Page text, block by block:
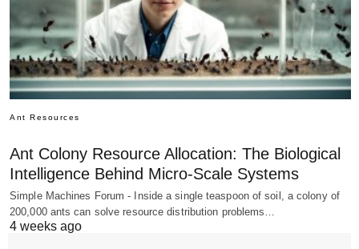
Ant Resources
Ant Colony Resource Allocation: The Biological
Intelligence Behind Micro-Scale Systems
Simple Machines Forum - Inside a single teaspoon of soil, a colony of
200,000 ants can solve resource distribution problems…
4 weeks ago